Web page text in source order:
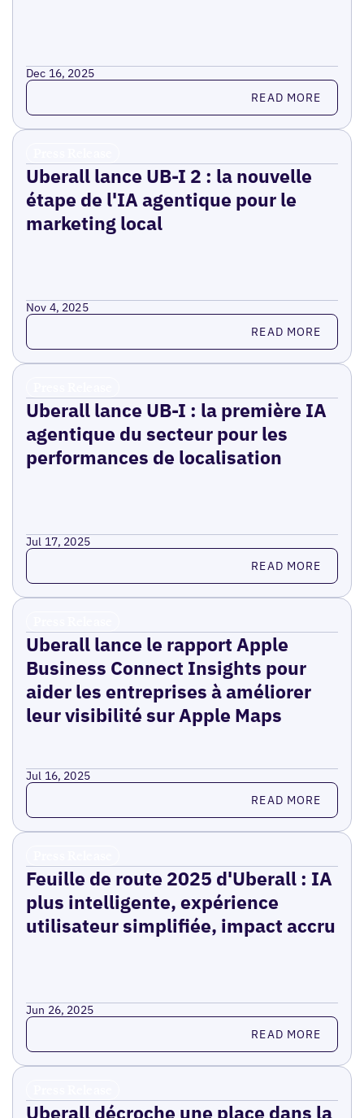
Dec 16, 2025
Read more READ MORE
Uberall lance UB-I 2 : la nouvelle
étape de l'IA agentique pour le
marketing local
Nov 4, 2025
Read more READ MORE
Uberall lance UB-I : la première IA
agentique du secteur pour les
performances de localisation
Jul 17, 2025
Read more READ MORE
Uberall lance le rapport Apple
Business Connect Insights pour
aider les entreprises à améliorer
leur visibilité sur Apple Maps
Jul 16, 2025
Read more READ MORE
Feuille de route 2025 d'Uberall : IA
plus intelligente, expérience
utilisateur simplifiée, impact accru
Jun 26, 2025
Read more READ MORE
Uberall décroche une place dans la